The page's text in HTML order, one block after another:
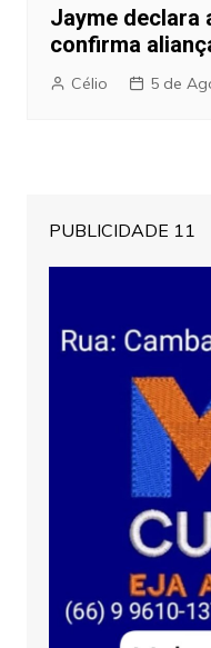
Jayme declara
confirma
Célio 5 de
PUBLICIDADE 11